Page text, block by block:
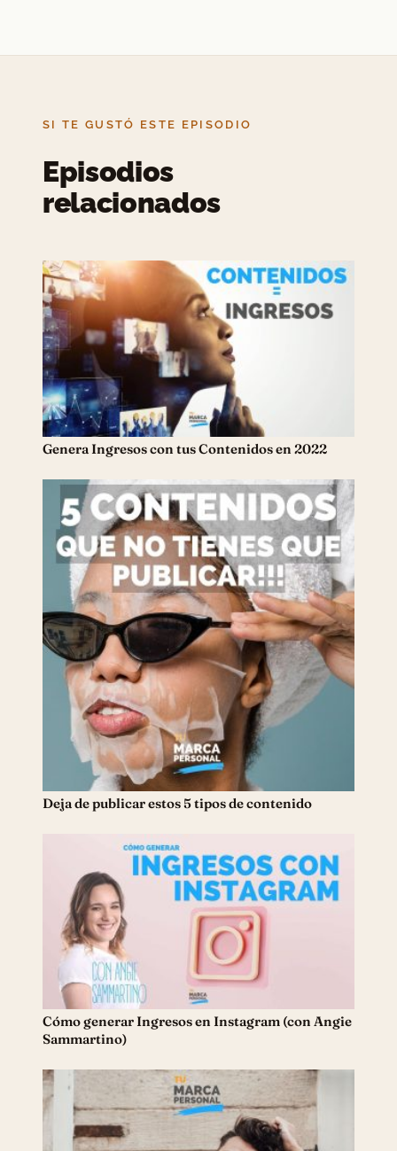
SI TE GUSTÓ ESTE EPISODIO
Episodios
relacionados
Genera Ingresos con tus Contenidos en 2022
Deja de publicar estos 5 tipos de contenido
Cómo generar Ingresos en Instagram (con Angie
Sammartino)